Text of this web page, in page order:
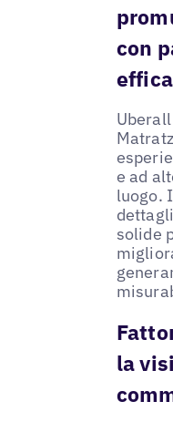
con
e ad
luogo.
solide
la